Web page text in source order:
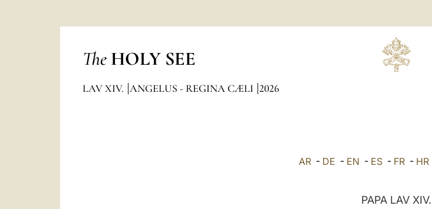
The HOLY SEE
LAV XIV. ANGELUS - REGINA CÆLI 2026
AR- DE - EN - ES- FR- HR
PAPA LAV XIV.